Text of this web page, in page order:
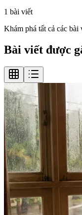
1 bài viết
Khám phá tất cả các bài
Bài viết được